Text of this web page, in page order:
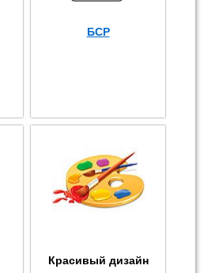
БСР
Красивый дизайн